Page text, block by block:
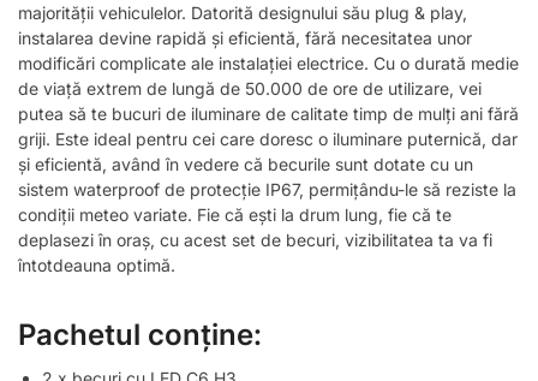
majorității vehiculelor. Datorită designului său plug & play,
instalarea devine rapidă și eficientă, fără necesitatea unor
modificări complicate ale instalației electrice. Cu o durată medie
de viață extrem de lungă de 50.000 de ore de utilizare, vei
putea să te bucuri de iluminare de calitate timp de mulți ani fără
griji. Este ideal pentru cei care doresc o iluminare puternică, dar
și eficientă, având în vedere că becurile sunt dotate cu un
sistem waterproof de protecție IP67, permițându-le să reziste la
condiții meteo variate. Fie că ești la drum lung, fie că te
deplasezi în oraș, cu acest set de becuri, vizibilitatea ta va fi
întotdeauna optimă.
Pachetul conține: